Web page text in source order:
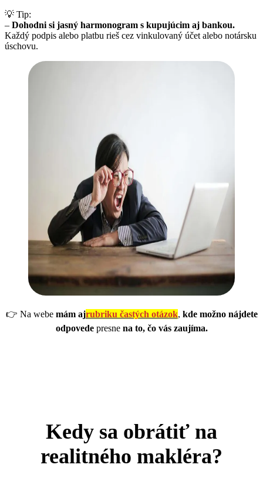
💡 Tip:
– Dohodni si jasný harmonogram s kupujúcim aj bankou.
Každý podpis alebo platbu rieš cez vinkulovaný účet alebo notársku
úschovu.
👉 Na webemám ajrubriku častých otázok, kde možno nájdete
odpovede presnena to, čo vás zaujíma.
Kedy sa obrátiť na
realitného makléra?